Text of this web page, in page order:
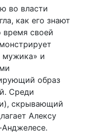
во власти
как его знают
время своей
мужика» и
образ
Среди
скрывающий
Алексу